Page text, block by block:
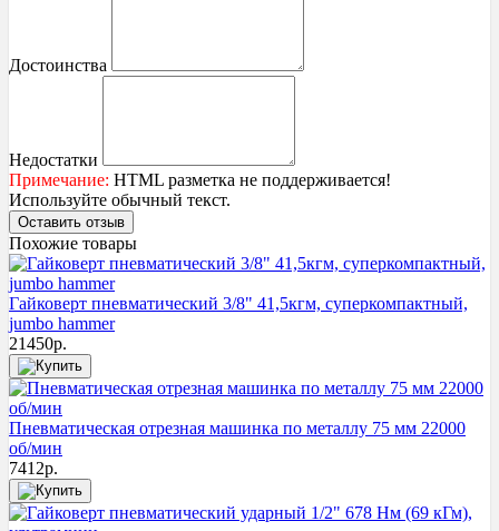
Достоинства
Недостатки
Примечание: HTML разметка не поддерживается!
Используйте обычный текст.
Оставить отзыв
Похожие товары
Гайковерт пневматический 3/8" 41,5кгм, суперкомпактный,
jumbo hammer
21450р.
Пневматическая отрезная машинка по металлу 75 мм 22000
об/мин
7412р.